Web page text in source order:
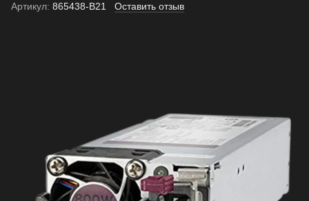
Артикул: 865438-B21 Оставить отзыв